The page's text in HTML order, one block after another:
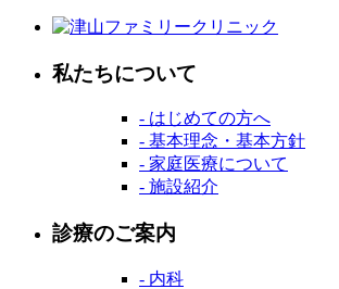
私たちについて
- はじめての方へ
- 基本理念・基本方針
- 家庭医療について
- 施設紹介
診療のご案内
- 内科